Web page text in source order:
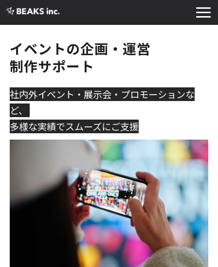
サービス
実績・導入事例
お知らせ
コラム
よくあるご質問
お役立ち資料
イベントの企画・運営
制作サポート
社内外イベント・展示会・プロモーションな
ど、
多様な実績でスムーズにご支援